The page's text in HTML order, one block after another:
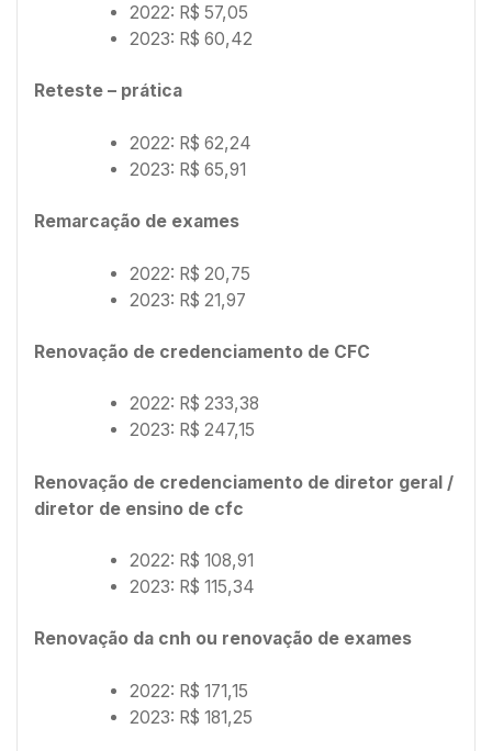
2022: R$ 57,05
2023: R$ 60,42
Reteste – prática
2022: R$ 62,24
2023: R$ 65,91
Remarcação de exames
2022: R$ 20,75
2023: R$ 21,97
Renovação de credenciamento de CFC
2022: R$ 233,38
2023: R$ 247,15
Renovação de credenciamento de diretor geral /
diretor de ensino de cfc
2022: R$ 108,91
2023: R$ 115,34
Renovação da cnh ou renovação de exames
2022: R$ 171,15
2023: R$ 181,25